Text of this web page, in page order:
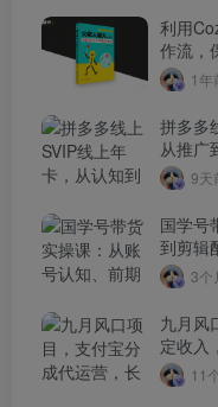
利用
作流，
1年
拼多多
从推广
9天
国学号
到剪辑
3个
九月风
定收入
11